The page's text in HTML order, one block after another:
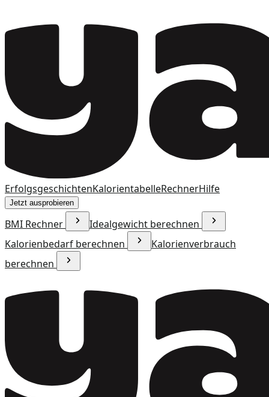
ErfolgsgeschichtenKalorientabelleRechnerHilfe
Jetzt ausprobieren
BMI Rechner
Idealgewicht berechnen
Kalorienbedarf berechnen
Kalorienverbrauch
berechnen